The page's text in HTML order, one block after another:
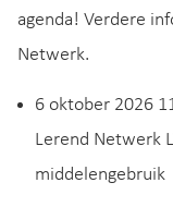
agenda! Verdere
Netwerk.
6 oktober 2026
Lerend Netwerk
middelengebruik